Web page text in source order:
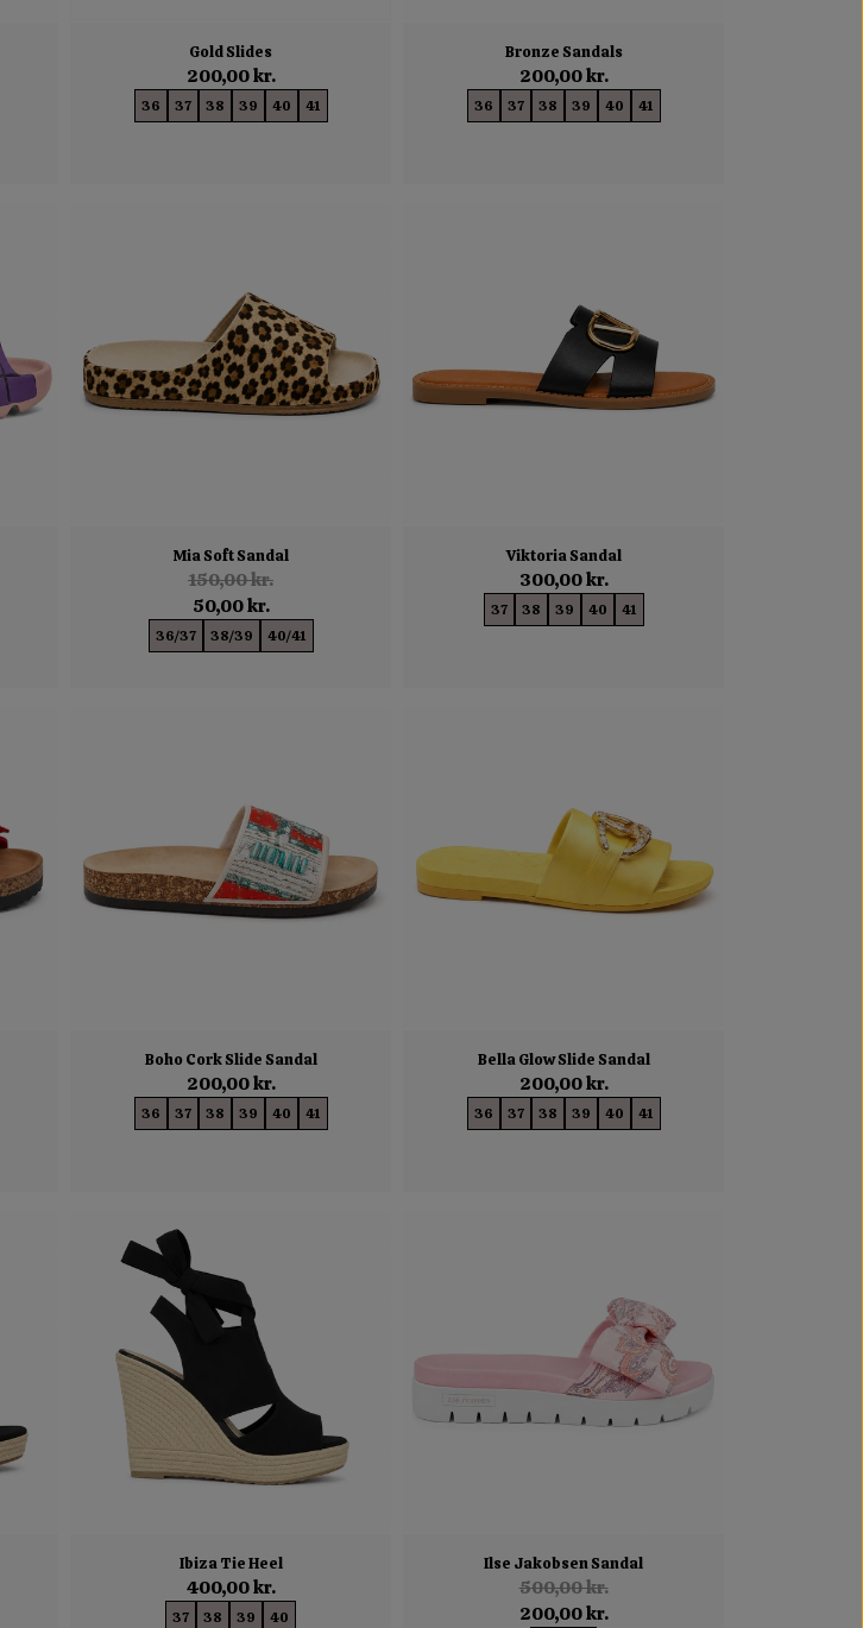
Gold Slides
200,00 kr.
36 37 38 39 40 41
Bronze Sandals
200,00 kr.
36 37 38 39 40 41
Mia Soft Sandal
150,00 kr.
50,00 kr.
36/37 38/39 40/41
Viktoria Sandal
300,00 kr.
37 38 39 40 41
Boho Cork Slide Sandal
200,00 kr.
36 37 38 39 40 41
Bella Glow Slide Sandal
200,00 kr.
36 37 38 39 40 41
Ibiza Tie Heel
400,00 kr.
37 38 39 40
Ilse Jakobsen Sandal
500,00 kr.
200,00 kr.